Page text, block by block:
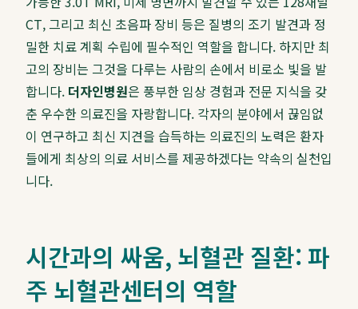
CT, 그리고 최신 초음파 장비 등은 질병의 조기 발견과 정
밀한 치료 계획 수립에 필수적인 역할을 합니다. 하지만 최
고의 장비는 그것을 다루는 사람의 손에서 비로소 빛을 발
합니다. 더자인병원은 풍부한 임상 경험과 전문 지식을 갖
춘 우수한 의료진을 자랑합니다. 각자의 분야에서 끊임없
이 연구하고 최신 지견을 습득하는 의료진의 노력은 환자
들에게 최상의 의료 서비스를 제공하겠다는 약속의 실천입
니다.
시간과의 싸움, 뇌혈관 질환: 파
주 뇌혈관센터의 역할